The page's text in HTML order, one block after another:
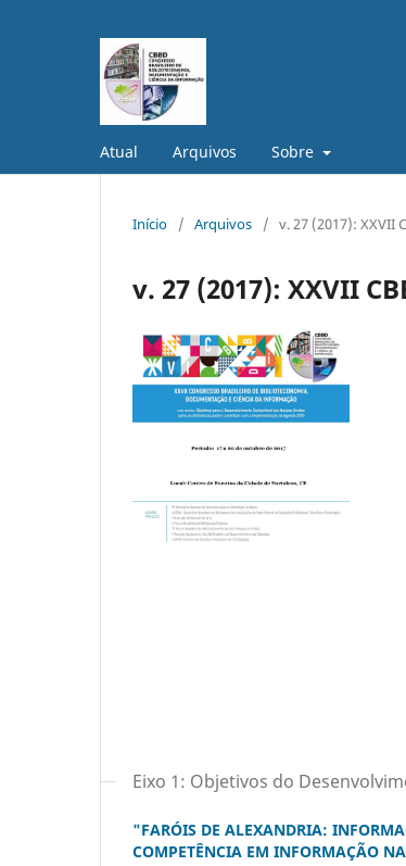
Atual Arquivos Sobre
Início / Arquivos / v. 27 (2017): XXVII
v. 27 (2017): XXVII
Eixo 1: Objetivos do
"FARÓIS DE ALEXANDRIA:
COMPETÊNCIA EM INFORMAÇÃO